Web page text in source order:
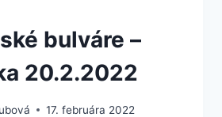
bulváre –
20.2.2022
17. februára 2022